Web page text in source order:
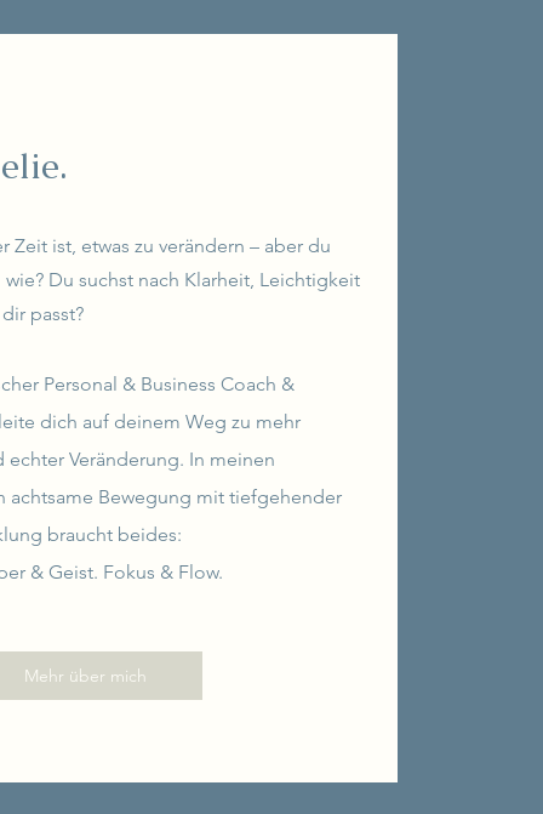
Zeit ist, etwas zu verändern – aber du
Du suchst nach Klarheit, Leichtigkeit
passt?
Personal & Business Coach &
dich auf deinem Weg zu mehr
echter Veränderung. In meinen
achtsame Bewegung mit tiefgehender
braucht beides:
& Geist. Fokus & Flow.
Mehr über mich